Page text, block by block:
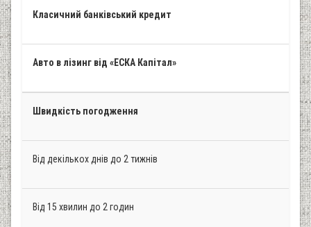
Класичний банківський кредит
Авто в лізинг від «ЕСКА Капітал»
Швидкість погодження
Від декількох днів до 2 тижнів
Від 15 хвилин до 2 годин